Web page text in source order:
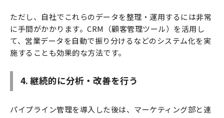
ただし、自社でこれらのデータを整理・運用するには非常
に手間がかかります。CRM（顧客管理ツール）を活用し
て、営業データを自動で振り分けるなどのシステム化を実
施することも効果的な方法です。
4. 継続的に分析・改善を行う
パイプライン管理を導入した後は、マーケティング部と連